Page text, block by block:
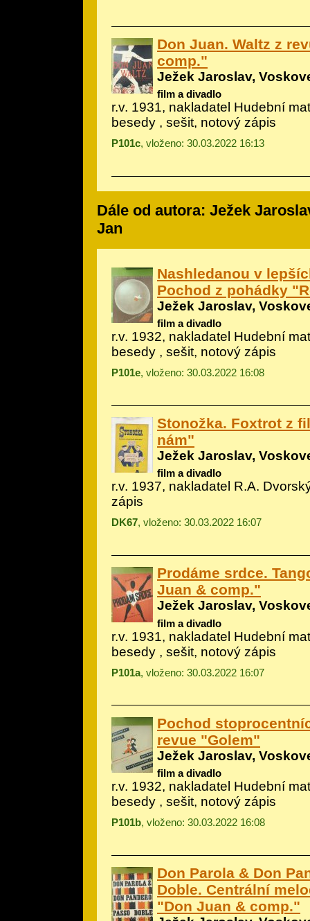
Don Juan. Waltz z
comp."
Ježek Jaroslav,
film a divadlo
r.v. 1931, nakladatel Hudební
besedy , sešit, notový zápis
P101c, vloženo: 30.03.2022 16:13
Dále od autora: Ježek
Jan
Nashledanou v
Pochod z pohádky
Ježek Jaroslav,
film a divadlo
r.v. 1932, nakladatel Hudební
besedy , sešit, notový zápis
P101e, vloženo: 30.03.2022 16:08
Stonožka. Foxtrot z
nám"
Ježek Jaroslav,
film a divadlo
r.v. 1937, nakladatel R.A.
zápis
DK67, vloženo: 30.03.2022 16:07
Prodáme srdce.
Juan & comp."
Ježek Jaroslav,
film a divadlo
r.v. 1931, nakladatel Hudební
besedy , sešit, notový zápis
P101a, vloženo: 30.03.2022 16:07
Pochod
revue "Golem"
Ježek Jaroslav,
film a divadlo
r.v. 1932, nakladatel Hudební
besedy , sešit, notový zápis
P101b, vloženo: 30.03.2022 16:08
Don Parola & Don
Doble. Centrální
"Don Juan & comp."